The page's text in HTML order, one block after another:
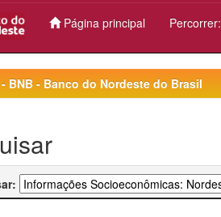
Página principal Percorrer:
- BNB - Banco do Nordeste do Brasil